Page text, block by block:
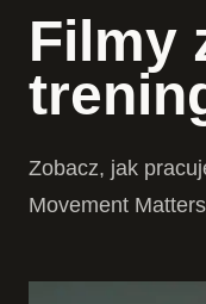
Filmy
Zobacz, jak
Movement